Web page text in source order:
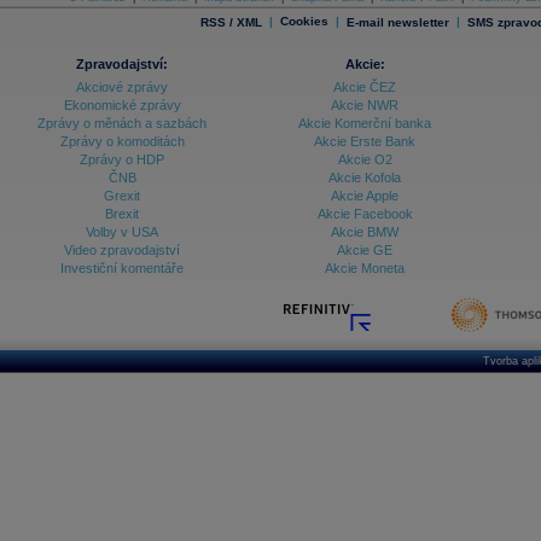
Databanka - Měnové kurzy
Databanka - Úrokové sazby
Databanka - Veřejné rozpočty
Denní přehled - Akcie CEE
RSS / XML | Cookies | E-mail newsletter | SMS
Zpravodajství:
Akciové zprávy
Ekonomické zprávy
Zprávy o měnách a sazbách
Zprávy o komoditách
Zprávy o HDP
ČNB
Grexit
Brexit
Volby v USA
Video zpravodajství
Investiční komentáře
Akcie:
Akcie ČEZ
Akcie NWR
Akcie Komerční banka
Akcie Erste Bank
Akcie O2
Akcie Kofola
Akcie Apple
Akcie Facebook
Akcie BMW
Akcie GE
Akcie Moneta
Tvorba